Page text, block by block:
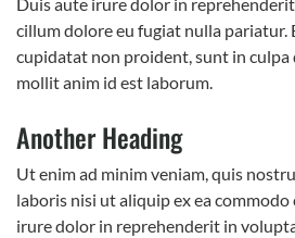
cillum dolore eu fugiat nulla pariatur.
cupidatat non proident, sunt in
mollit anim id est laborum.
Another Heading
Ut enim ad minim veniam, quis
laboris nisi ut aliquip ex ea
irure dolor in reprehenderit in